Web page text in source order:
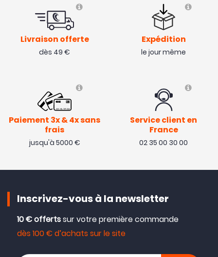
NOUVEAU NOUVEAU
Livraison offerte
dès 49 €
Expédition
le jour même
Paiement 3x & 4x sans
frais
jusqu'à 5000 €
Service client en
France
02 35 00 30 00
Inscrivez-vous à la newsletter
10 € offertssur votre première commande
dès 100 € d’achats sur le site